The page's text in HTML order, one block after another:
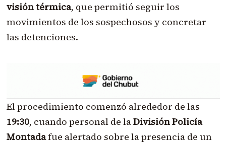
visión térmica, que permitió seguir los
movimientos de los sospechosos y concretar
las detenciones.
El procedimiento comenzó alrededor de las
19:30, cuando personal de laDivisión Policía
Montadafue alertado sobre la presencia de un